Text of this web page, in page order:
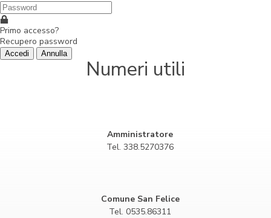
Primo accesso?
Recupero password
Accedi Annulla
Numeri utili
Amministratore
Tel. 338.5270376
Comune San Felice
Tel. 0535.86311